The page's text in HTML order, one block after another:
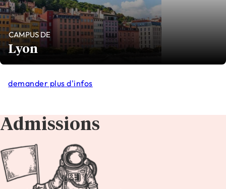
CAMPUS DE
Lyon
demander plus d'infos
Admissions